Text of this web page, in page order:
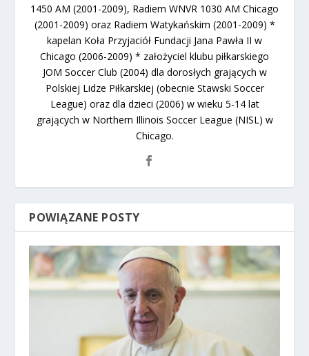
1450 AM (2001-2009), Radiem WNVR 1030 AM Chicago
(2001-2009) oraz Radiem Watykańskim (2001-2009) *
kapelan Koła Przyjaciół Fundacji Jana Pawła II w
Chicago (2006-2009) * założyciel klubu piłkarskiego
JOM Soccer Club (2004) dla dorosłych grających w
Polskiej Lidze Piłkarskiej (obecnie Stawski Soccer
League) oraz dla dzieci (2006) w wieku 5-14 lat
grających w Northern Illinois Soccer League (NISL) w
Chicago.
POWIĄZANE POSTY